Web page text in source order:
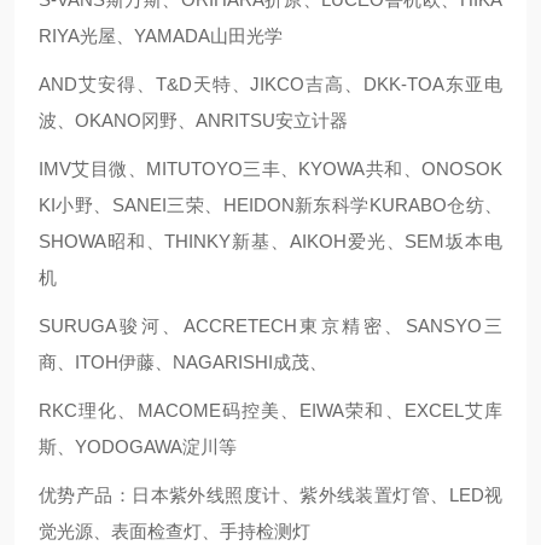
RIYA光屋、YAMADA山田光学
AND艾安得、T&D天特、JIKCO吉高、DKK-TOA东亚电
波、OKANO冈野、ANRITSU安立计器
IMV艾目微、MITUTOYO三丰、KYOWA共和、ONOSOK
KI小野、SANEI三荣、HEIDON新东科学KURABO仓纺、
SHOWA昭和、THINKY新基、AIKOH爱光、SEM坂本电
机
SURUGA骏河、ACCRETECH東京精密、SANSYO三
商、ITOH伊藤、NAGARISHI成茂、
RKC理化、MACOME码控美、EIWA荣和、EXCEL艾库
斯、YODOGAWA淀川等
优势产品：日本紫外线照度计、紫外线装置灯管、LED视
觉光源、表面检查灯、手持检测灯